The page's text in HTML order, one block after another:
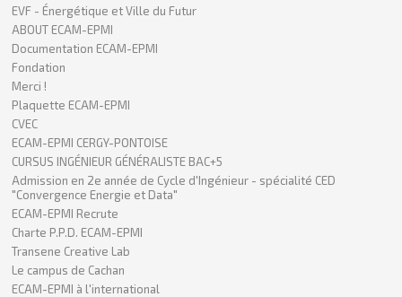
EVF - Énergétique et Ville du Futur
ABOUT ECAM-EPMI
Documentation ECAM-EPMI
Fondation
Merci !
Plaquette ECAM-EPMI
CVEC
ECAM-EPMI CERGY-PONTOISE
CURSUS INGÉNIEUR GÉNÉRALISTE BAC+5
Admission en 2e année de Cycle d'Ingénieur - spécialité CED
"Convergence Energie et Data"
ECAM-EPMI Recrute
Charte P.P.D. ECAM-EPMI
Transene Creative Lab
Le campus de Cachan
ECAM-EPMI à l'international